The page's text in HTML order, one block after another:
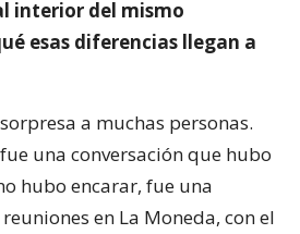
interior del mismo
esas diferencias llegan a
a muchas personas.
una conversación que hubo
hubo encarar, fue una
en La Moneda, con el